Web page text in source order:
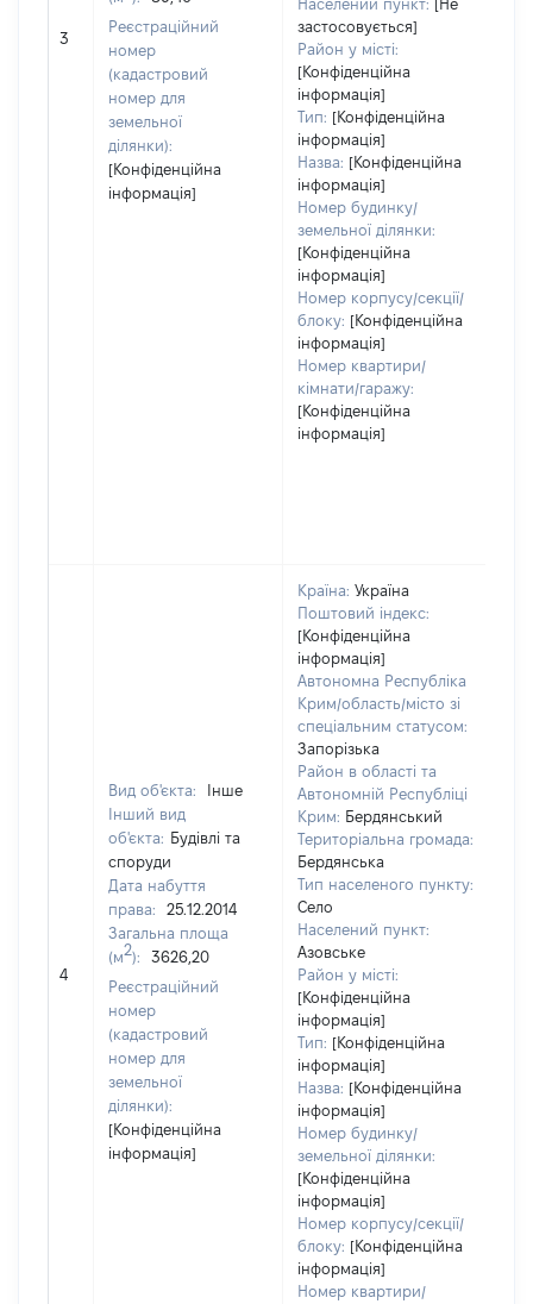
3
Реєстраційний
номер
(кадастровий
номер для
земельної
ділянки):
[Конфіденційна
інформація]
Населений пункт:
[Не
застосовується]
Район у місті:
[Конфіденційна
інформація]
Тип: [Конфіденційна
інформація]
Назва: [Конфіденційна
інформація]
Номер будинку/
земельної ділянки:
[Конфіденційна
інформація]
Номер корпусу/секції/
блоку: [Конфіденційна
інформація]
Номер квартири/
кімнати/гаражу:
[Конфіденційна
інформація]
4
Вид об'єкта:
Інше
Інший вид
об'єкта: Будівлі та
споруди
Дата набуття
права:
25.12.2014
Загальна площа
(м2):
3626,20
Реєстраційний
номер
(кадастровий
номер для
земельної
ділянки):
[Конфіденційна
інформація]
Країна: Україна
Поштовий індекс:
[Конфіденційна
інформація]
Автономна Республіка
Крим/область/місто зі
спеціальним статусом:
Запорізька
Район в області та
Автономній Республіці
Крим: Бердянський
Територіальна громада:
Бердянська
Тип населеного пункту:
Село
Населений пункт:
Азовське
Район у місті:
[Конфіденційна
інформація]
Тип: [Конфіденційна
інформація]
Назва: [Конфіденційна
інформація]
Номер будинку/
земельної ділянки:
[Конфіденційна
інформація]
Номер корпусу/секції/
блоку: [Конфіденційна
інформація]
Номер квартири/